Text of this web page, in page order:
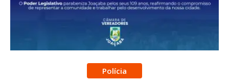
Polícia